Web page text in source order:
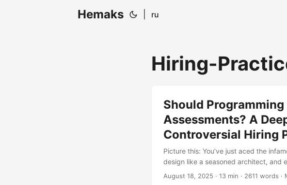
Hemaks ru
Hiring-
Should
Assessments? A
Controversial Hiring
Picture this: You’ve just aced the
design like a seasoned architect, and
another company that’s “disrupting
August 18, 2025 · 13 min · 2611 words